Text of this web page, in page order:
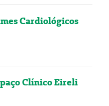
Cardiológicos
Clínico Eireli